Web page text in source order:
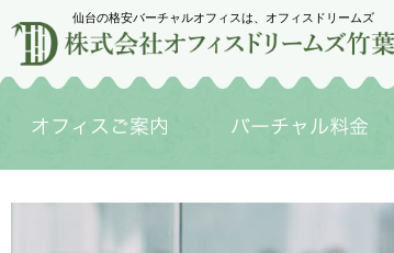
仙台の格安バーチャルオフィスは、オフィスドリームズ